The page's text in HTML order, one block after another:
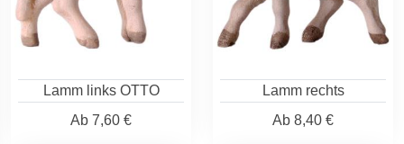
Lamm links OTTO
Ab 7,60 €
Lamm rechts
Ab 8,40 €